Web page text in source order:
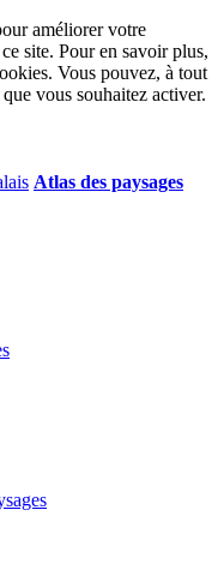
améliorer votre
site. Pour en savoir plus,
Vous pouvez, à tout
vous souhaitez activer.
Atlas des paysages